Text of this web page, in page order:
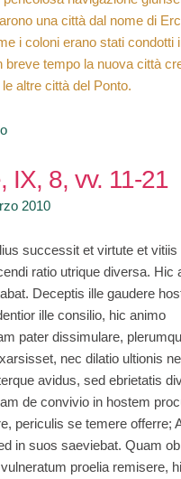
una città dal nome di
i coloni erano stati condotti
breve tempo la nuova città
altre città del Ponto.
IX, 8, vv. 11-21
2010
successit et virtute et vitiis
ratio utrique diversa. Hic
Deceptis ille gaudere
ille consilio, hic animo
pater dissimulare,
nec dilatio ultionis
avidus, sed ebrietatis
de convivio in hostem
periculis se temere offerre;
in suos saeviebat. Quam
proelia remisere,